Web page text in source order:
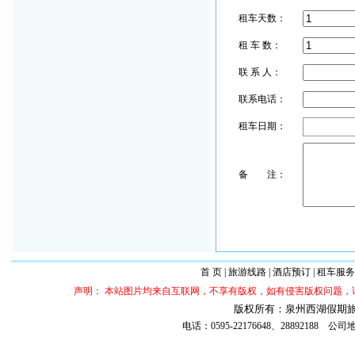
租车天数：
租 车 数：
联 系 人：
联系电话：
租车日期：
备 注：
首 页| 旅游线路| 酒店预订| 租车服务
声明： 本站图片均来自互联网，不享有版权，如有侵害版权问题
版权所有：泉州西湖假
电话：0595-22176648、28892188 公